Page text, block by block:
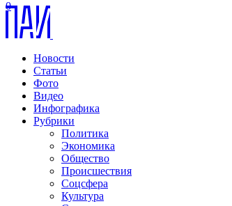
Новости
Статьи
Фото
Видео
Инфографика
Рубрики
Политика
Экономика
Общество
Происшествия
Соцсфера
Культура
0